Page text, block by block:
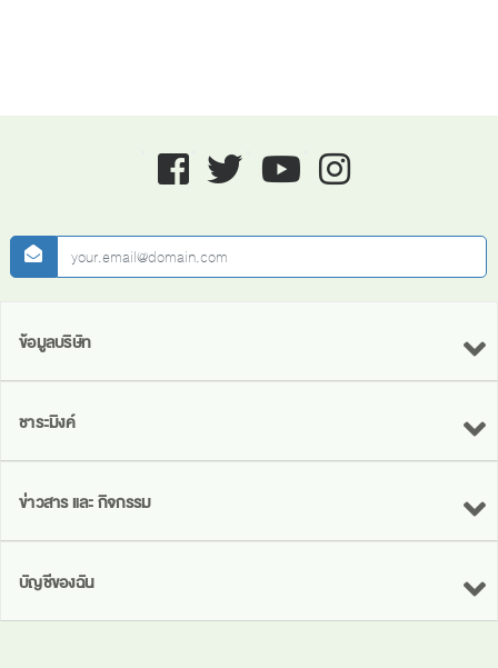
Facebook twitter youtube instagram
newsletter
ข้อมูลบริษัท
ชาระมิงค์
ข่าวสาร และ กิจกรรม
บัญชีของฉัน